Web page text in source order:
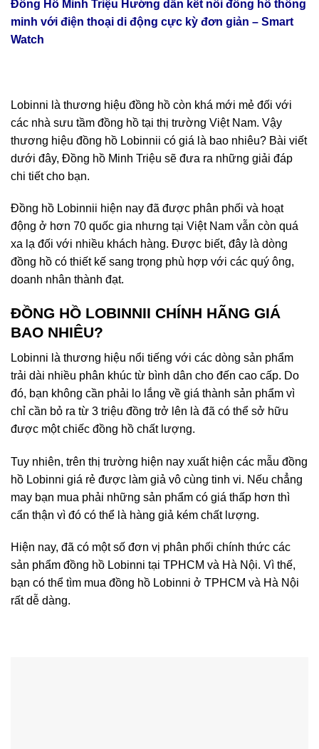
Đồng Hồ Minh Triệu Hướng dẫn kết nối đồng hồ thông
minh với điện thoại di động cực kỳ đơn giản – Smart
Watch
Lobinni là thương hiệu đồng hồ còn khá mới mẻ đối với
các nhà sưu tầm đồng hồ tại thị trường Việt Nam. Vậy
thương hiệu đồng hồ Lobinnii có giá là bao nhiêu? Bài viết
dưới đây, Đồng hồ Minh Triệu sẽ đưa ra những giải đáp
chi tiết cho bạn.
Đồng hồ Lobinnii hiện nay đã được phân phối và hoạt
động ở hơn 70 quốc gia nhưng tại Việt Nam vẫn còn quá
xa lạ đối với nhiều khách hàng. Được biết, đây là dòng
đồng hồ có thiết kế sang trọng phù hợp với các quý ông,
doanh nhân thành đạt.
ĐỒNG HỒ LOBINNII CHÍNH HÃNG GIÁ
BAO NHIÊU?
Lobinni là thương hiệu nổi tiếng với các dòng sản phẩm
trải dài nhiều phân khúc từ bình dân cho đến cao cấp. Do
đó, bạn không cần phải lo lắng về giá thành sản phẩm vì
chỉ cần bỏ ra từ 3 triệu đồng trở lên là đã có thể sở hữu
được một chiếc đồng hồ chất lượng.
Tuy nhiên, trên thị trường hiện nay xuất hiện các mẫu đồng
hồ Lobinni giá rẻ được làm giả vô cùng tinh vi. Nếu chẳng
may bạn mua phải những sản phẩm có giá thấp hơn thì
cẩn thận vì đó có thể là hàng giả kém chất lượng.
Hiện nay, đã có một số đơn vị phân phối chính thức các
sản phẩm đồng hồ Lobinni tại TPHCM và Hà Nội. Vì thế,
bạn có thể tìm mua đồng hồ Lobinni ở TPHCM và Hà Nội
rất dễ dàng.